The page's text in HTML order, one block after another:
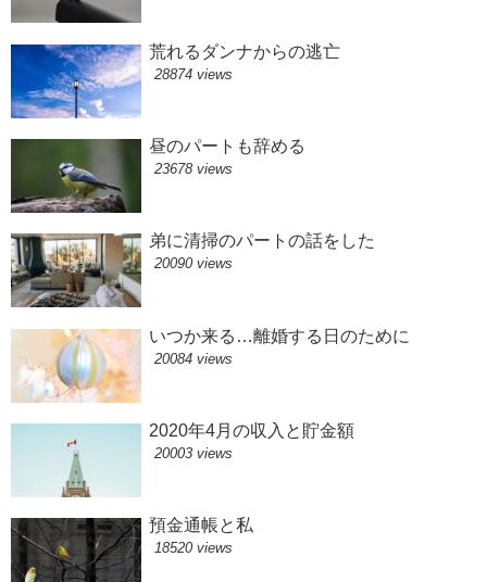
荒れるダンナからの逃亡
28874 views
昼のパートも辞める
23678 views
弟に清掃のパートの話をした
20090 views
いつか来る…離婚する日のために
20084 views
2020年4月の収入と貯金額
20003 views
預金通帳と私
18520 views